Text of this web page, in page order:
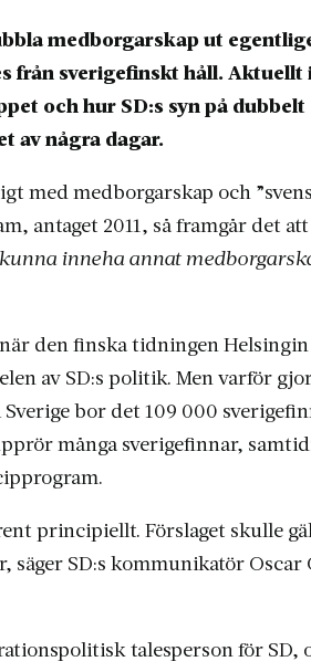
medborgarskap ut
från sverigefinskt håll. Aktuellt
och hur SD:s syn på dubbelt
av några dagar.
med medborgarskap och
antaget 2011, så framgår det
inneha annat
den finska tidningen Helsingin
av SD:s politik. Men varför
bor det 109 000
många sverigefinnar,
principiellt. Förslaget skulle
SD:s kommunikatör Oscar
talesperson för SD,